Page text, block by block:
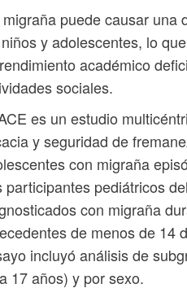
puede causar una
y adolescentes, lo
académico
sociales.
es un estudio
y seguridad de
con migraña
participantes pediátricos
con migraña
de menos de 14
incluyó análisis de
17 años) y por sexo.